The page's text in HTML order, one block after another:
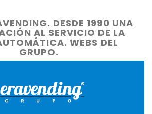
DESDE 1990 UNA
AL SERVICIO DE LA
WEBS DEL
GRUPO.